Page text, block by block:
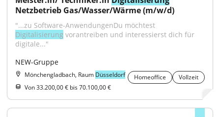
Netzbetrieb Gas/Wasser/Wärme (m/w/d)
Digitalisierung vorantreiben und interessierst dich für
digitale..."
NEW-Gruppe
Mönchengladbach, Raum Düsseldorf Homeoffice
Vollzeit
Von 33.200,00 € bis 70.100,00 €